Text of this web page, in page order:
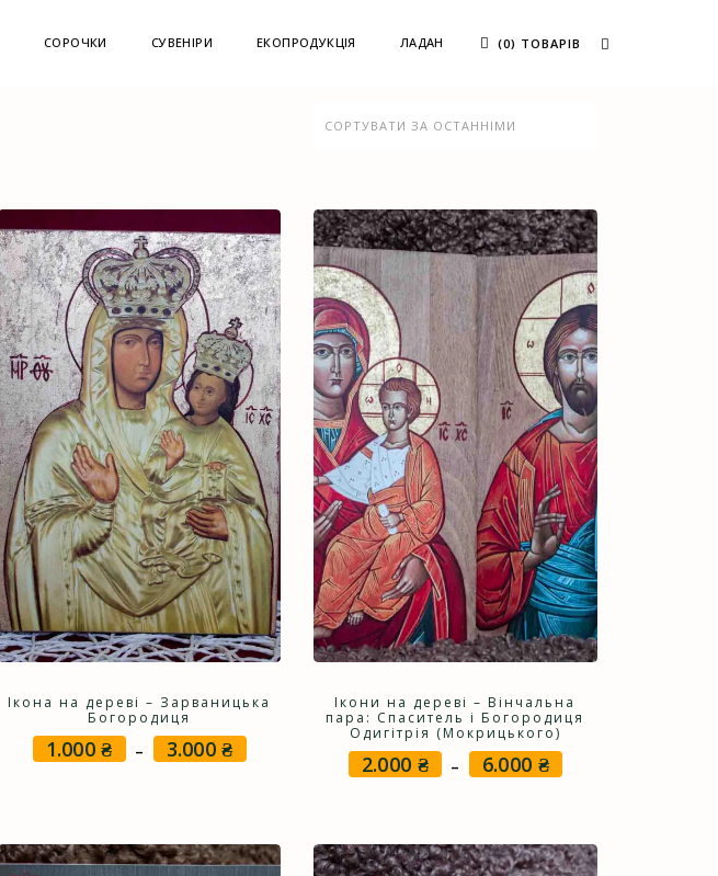
СОРОЧКИ СУВЕНІРИ ЕКОПРОДУКЦІЯ ЛАДАН (0) ТОВАРІВ
Ікона на дереві – Зарваницька
Богородиця
1.000₴ – 3.000₴
3.000 ₴
Ікони на дереві – Вінчальна
пара: Спаситель і Богородиця
Одигітрія (Мокрицького)
2.000 ₴ – 6.000 ₴
6.000 ₴